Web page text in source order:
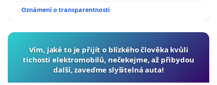
Oznámení o transparentnosti
Vím, jaké to je přijít o blízkého člověka kvůli
tichosti elektromobilů, nečekejme, až přibydou
další, zaveďme slyšitelná auta!